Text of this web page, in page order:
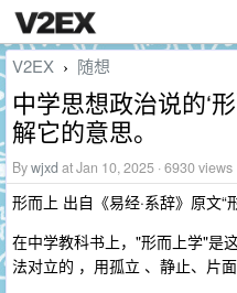
V2EX › 随想
中学思想政治说的‘
解它的意思。
Bywjxd at Jan 10, 2025 · 6930 views
形而上 出自《易经·系辞》原文“
在中学教科书上，"形而上学"是
法对立的 ，用孤立 、静止、片